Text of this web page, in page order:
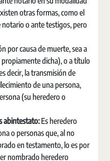
otras formas, como el
o ante testigos, pero
por causa de muerte, sea a
dicha), o a título
decir, la transmisión de
de una persona,
(su heredero o
abintestato:Es heredero
o personas que, al no
en testamento, lo es por
nombrado heredero